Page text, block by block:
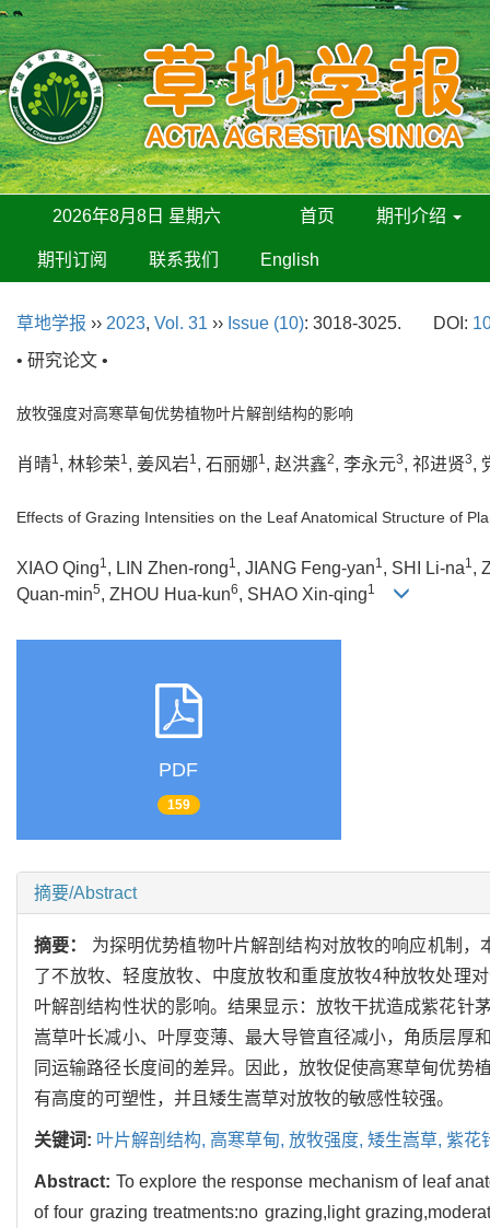
2026年8月8日 星期六 首页 期刊介绍
期刊订阅 联系我们 English
草地学报 ›› 2023, Vol. 31 ›› Issue (10): 3018-3025. DOI:
• 研究论文 •
放牧强度对高寒草甸优势植物叶片解剖结构的影响
肖晴1, 林轸荣1, 姜风岩1, 石丽娜1, 赵洪鑫2, 李永元3, 祁进贤3,
Effects of Grazing Intensities on the Leaf Anatomical Structure of
XIAO Qing1, LIN Zhen-rong1, JIANG Feng-yan1, SHI Li-na1,
Quan-min5, ZHOU Hua-kun6, SHAO Xin-qing1
PDF
159
摘要/Abstract
摘要： 为探明优势植物叶片解剖结构对放牧的响应机制
了不放牧、轻度放牧、中度放牧和重度放牧4种放牧处理
叶解剖结构性状的影响。结果显示：放牧干扰造成紫花针
嵩草叶长减小、叶厚变薄、最大导管直径减小，角质层厚
同运输路径长度间的差异。因此，放牧促使高寒草甸优势
有高度的可塑性，并且矮生嵩草对放牧的敏感性较强。
关键词: 叶片解剖结构, 高寒草甸, 放牧强度, 矮生嵩草, 紫花
Abstract: To explore the response mechanism of leaf
of four grazing treatments:no grazing,light